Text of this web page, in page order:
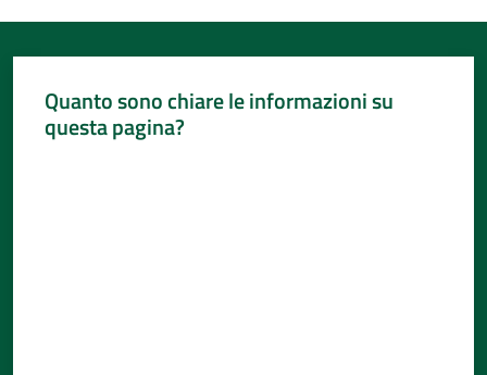
Quanto sono chiare le informazioni su
questa pagina?